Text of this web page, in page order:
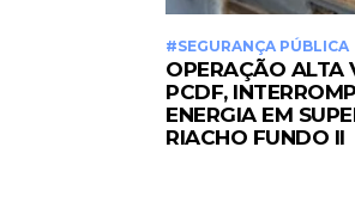
#SEGURANÇA PÚBLICA
OPERAÇÃO ALTA
PCDF,
ENERGIA EM
RIACHO FUNDO II